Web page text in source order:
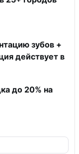
зубов +
до 20% на